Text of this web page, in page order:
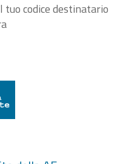
codice destinatario